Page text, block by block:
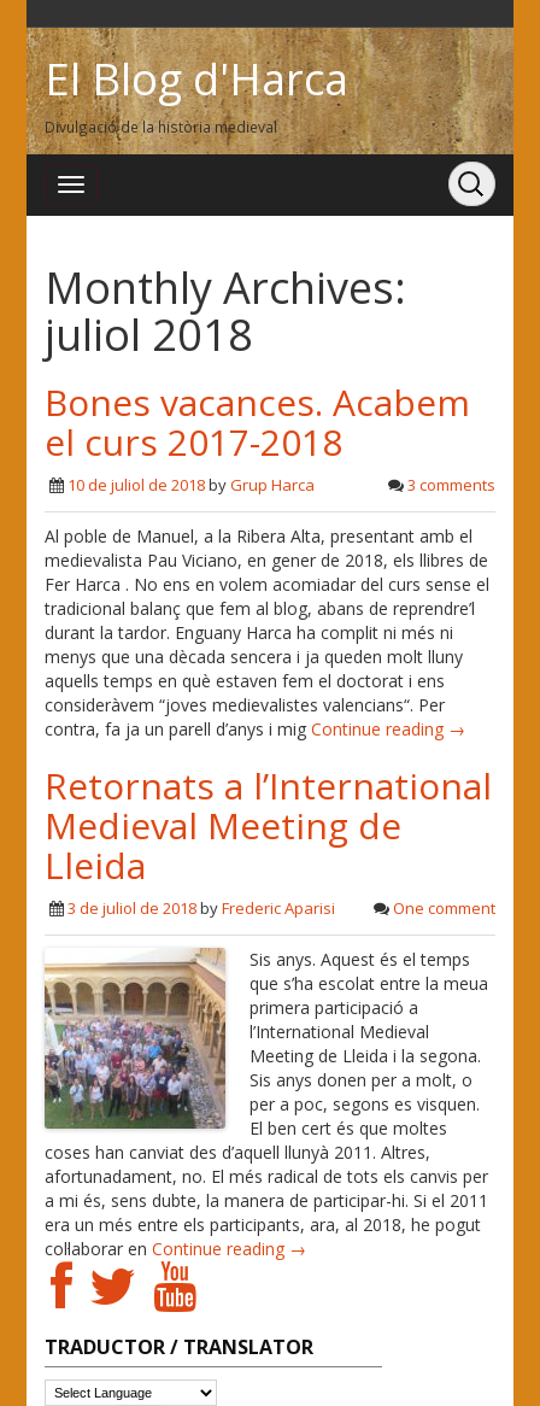
El Blog d'Harca
Divulgació de la història medieval
Monthly Archives:
juliol 2018
Bones vacances. Acabem
el curs 2017-2018
10 de juliol de 2018byGrup Harca 3 comments
Al poble de Manuel, a la Ribera Alta, presentant amb el
medievalista Pau Viciano, en gener de 2018, els llibres de
Fer Harca . No ens en volem acomiadar del curs sense el
tradicional balanç que fem al blog, abans de reprendre’l
durant la tardor. Enguany Harca ha complit ni més ni
menys que una dècada sencera i ja queden molt lluny
aquells temps en què estaven fem el doctorat i ens
consideràvem “joves medievalistes valencians“. Per
contra, fa ja un parell d’anys i migContinue reading →
Retornats a l’International
Medieval Meeting de
Lleida
3 de juliol de 2018byFrederic Aparisi One comment
Sis anys. Aquest és el temps
que s’ha escolat entre la meua
primera participació a
l’International Medieval
Meeting de Lleida i la segona.
Sis anys donen per a molt, o
per a poc, segons es visquen.
El ben cert és que moltes
coses han canviat des d’aquell llunyà 2011. Altres,
afortunadament, no. El més radical de tots els canvis per
a mi és, sens dubte, la manera de participar-hi. Si el 2011
era un més entre els participants, ara, al 2018, he pogut
col·laborar enContinue reading →
TRADUCTOR / TRANSLATOR